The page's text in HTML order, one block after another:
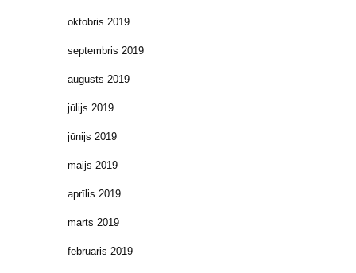
oktobris 2019
septembris 2019
augusts 2019
jūlijs 2019
jūnijs 2019
maijs 2019
aprīlis 2019
marts 2019
februāris 2019